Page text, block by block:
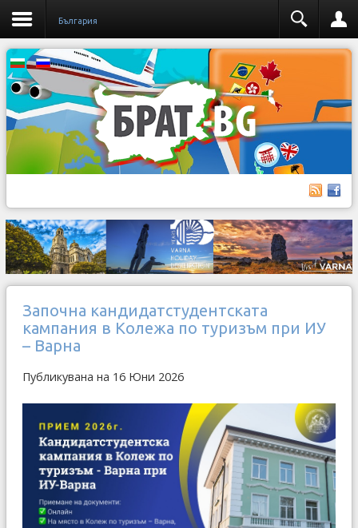
България
Започна кандидатстудентската
кампания в Колежа по туризъм при ИУ
– Варна
Публикувана на 16 Юни 2026